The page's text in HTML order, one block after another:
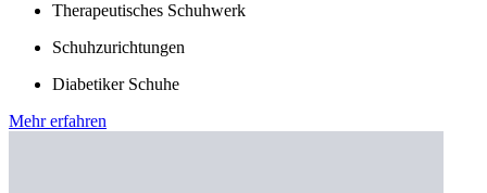
Therapeutisches Schuhwerk
Schuhzurichtungen
Diabetiker Schuhe
Mehr erfahren